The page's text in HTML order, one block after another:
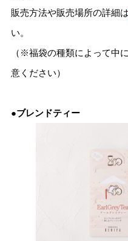
販売方法や販売場所の詳細は
い。
（※福袋の種類によって中
意ください）
●ブレンドティー